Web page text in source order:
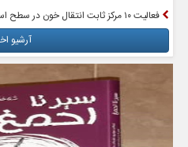
فعالیت ۱۰ مرکز ثابت انتقال خون در سطح استان تهران
آرشیو